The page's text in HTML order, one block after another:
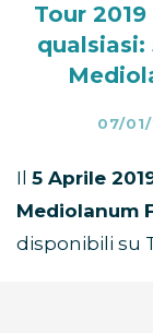
Tour
07/
Il 5 Aprile
Mediolanum
disponibili su